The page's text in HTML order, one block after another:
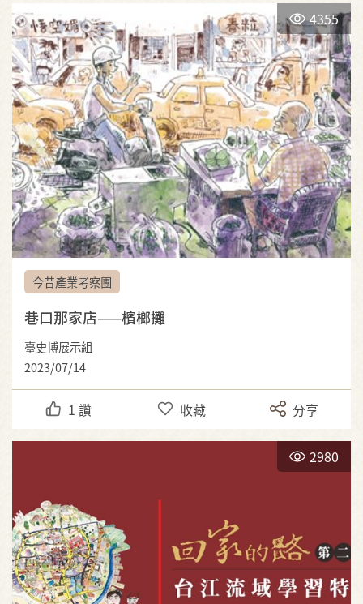
4355
今昔產業考察團
巷口那家店——檳榔攤
臺史博展示組
2023/07/14
1 讚 收藏 分享
2980